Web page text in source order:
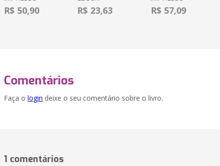
R$ 50,90 R$ 23,63 R$ 57,09
Comentários
Faça o login deixe o seu comentário sobre o livro.
1 comentários